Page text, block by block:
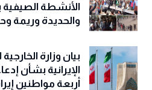
الأنشطة
والحديدة وريمة
‏بيان وزارة
الإيرانية بشأن
أربعة مواطنين